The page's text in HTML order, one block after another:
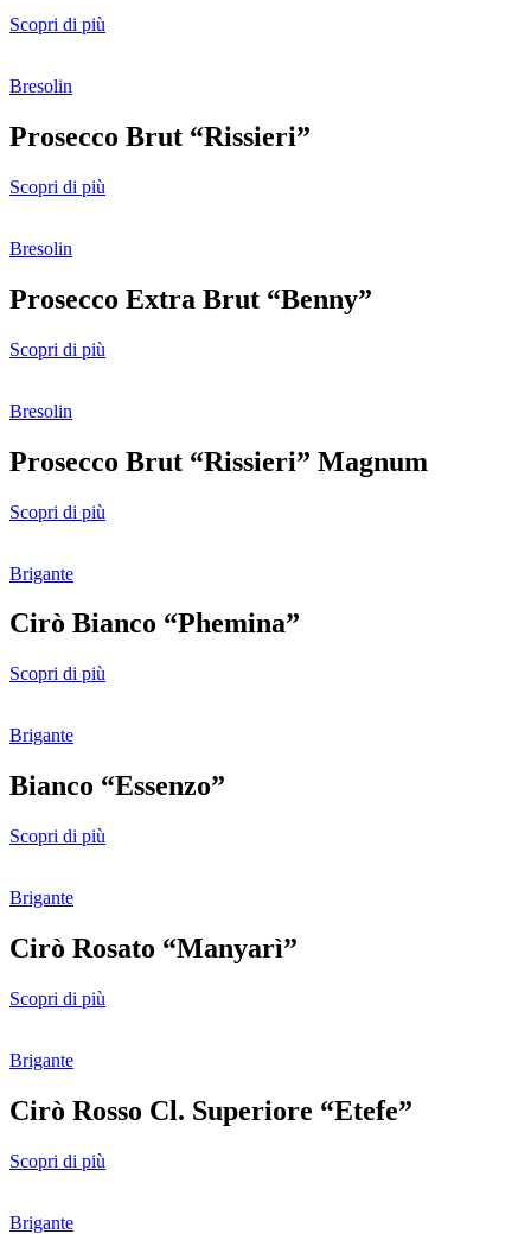
Scopri di più
Bresolin
Prosecco Brut “Rissieri”
Scopri di più
Bresolin
Prosecco Extra Brut “Benny”
Scopri di più
Bresolin
Prosecco Brut “Rissieri” Magnum
Scopri di più
Brigante
Cirò Bianco “Phemina”
Scopri di più
Brigante
Bianco “Essenzo”
Scopri di più
Brigante
Cirò Rosato “Manyarì”
Scopri di più
Brigante
Cirò Rosso Cl. Superiore “Etefe”
Scopri di più
Brigante